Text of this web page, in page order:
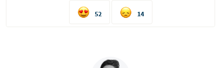
52 14